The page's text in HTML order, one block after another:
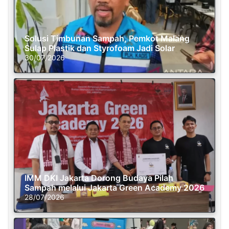
Solusi Timbunan Sampah, Pemkot Malang
Sulap Plastik dan Styrofoam Jadi Solar
30/07/2026
IMM DKI Jakarta Dorong Budaya Pilah
Sampah melalui Jakarta Green Academy 2026
28/07/2026